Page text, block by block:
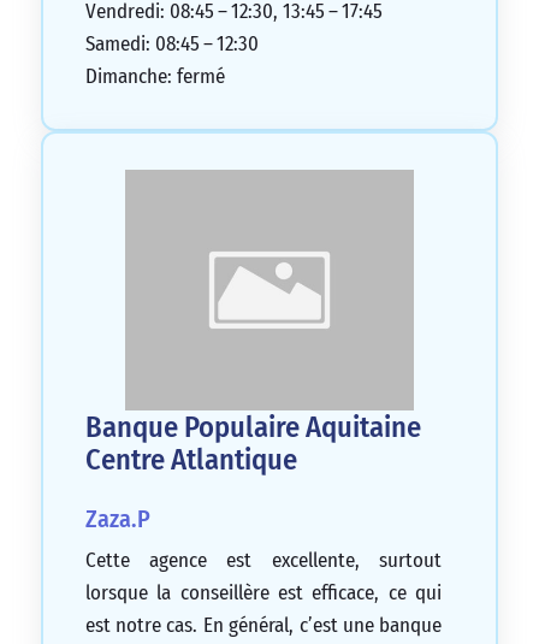
Vendredi: 08:45 – 12:30, 13:45 – 17:45
Samedi: 08:45 – 12:30
Dimanche: fermé
Banque Populaire Aquitaine
Centre Atlantique
Zaza.P
Cette agence est excellente, surtout
lorsque la conseillère est efficace, ce qui
est notre cas. En général, c’est une banque